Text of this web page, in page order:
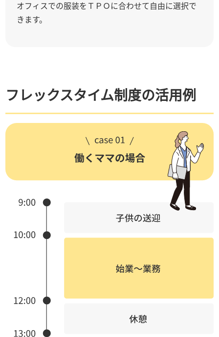
オフィスでの服装をＴＰＯに合わせて自由に選択で
きます。
フレックスタイム制度の活用例